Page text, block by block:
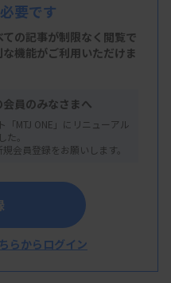
簿
要です
の記事が制限なく閲覧で
機能がご利用いただけま
員のみなさまへ
「MTJ ONE」にリニューアル
た。
会員登録をお願いします。
らからログイン